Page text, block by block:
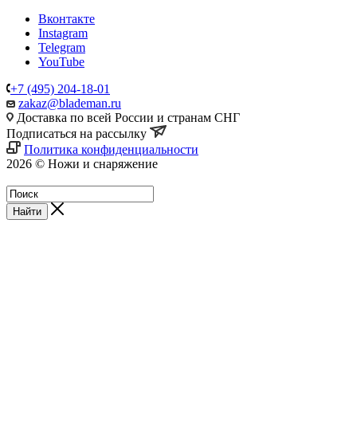
Вконтакте
Instagram
Telegram
YouTube
+7 (495) 204-18-01
zakaz@blademan.ru
Доставка по всей России и странам СНГ
Подписаться на рассылку
Политика конфиденциальности
2026 © Ножи и снаряжение
Найти